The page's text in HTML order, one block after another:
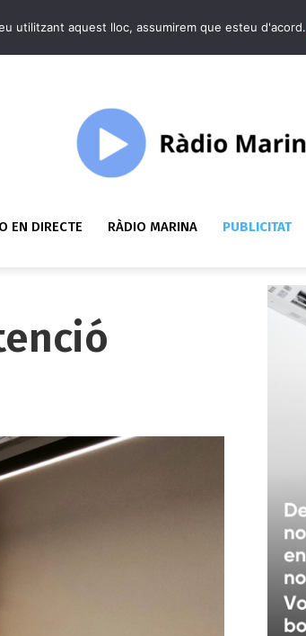
EN DIRECTE RÀDIO MARINA PUBLICITAT
utilitzant aquest lloc, assumirem que esteu d'acord.